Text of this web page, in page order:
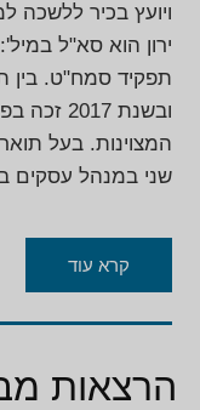
ויועץ בכיר ללשכה
ירון הוא סא"ל
תפקיד סמח"ט. בין
ובשנת
המצוינות. בעל תואר
שני במנהל עסקים
קרא עוד
הרצאות